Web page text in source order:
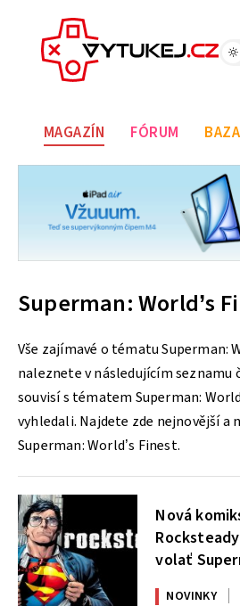
MAGAZÍN FÓRUM
Superman: World’s
Vše zajímavé o tématu Superman:
naleznete v následujícím seznamu
souvisí s tématem Superman:
vyhledali. Najdete zde nejnovější a
Superman: World’s Finest.
Nová
volať
NOVINKY